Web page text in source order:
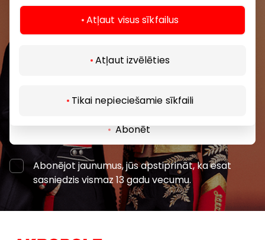
Atļaut visus sīkfailus
Atļaut izvēlēties
Tikai nepieciešamie sīkfaili
pasākumiem un jaunāko informāciju iepirkšanās un
izklaides centros “AKROPOLE Alfa” un “AKROPOLE
Abonēt
Abonējot jaunumus, jūs apstiprināt, ka esat
sasniedzis vismaz 13 gadu vecumu.